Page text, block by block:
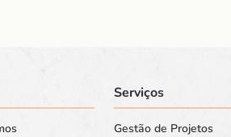
Serviços
Gestão de Projetos